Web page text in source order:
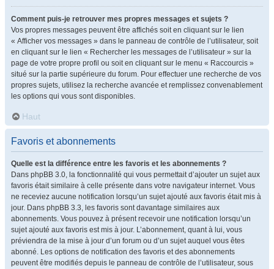
Comment puis-je retrouver mes propres messages et sujets ?
Vos propres messages peuvent être affichés soit en cliquant sur le lien
« Afficher vos messages » dans le panneau de contrôle de l’utilisateur, soit
en cliquant sur le lien « Rechercher les messages de l’utilisateur » sur la
page de votre propre profil ou soit en cliquant sur le menu « Raccourcis »
situé sur la partie supérieure du forum. Pour effectuer une recherche de vos
propres sujets, utilisez la recherche avancée et remplissez convenablement
les options qui vous sont disponibles.
Haut
Favoris et abonnements
Quelle est la différence entre les favoris et les abonnements ?
Dans phpBB 3.0, la fonctionnalité qui vous permettait d’ajouter un sujet aux
favoris était similaire à celle présente dans votre navigateur internet. Vous
ne receviez aucune notification lorsqu’un sujet ajouté aux favoris était mis à
jour. Dans phpBB 3.3, les favoris sont davantage similaires aux
abonnements. Vous pouvez à présent recevoir une notification lorsqu’un
sujet ajouté aux favoris est mis à jour. L’abonnement, quant à lui, vous
préviendra de la mise à jour d’un forum ou d’un sujet auquel vous êtes
abonné. Les options de notification des favoris et des abonnements
peuvent être modifiés depuis le panneau de contrôle de l’utilisateur, sous